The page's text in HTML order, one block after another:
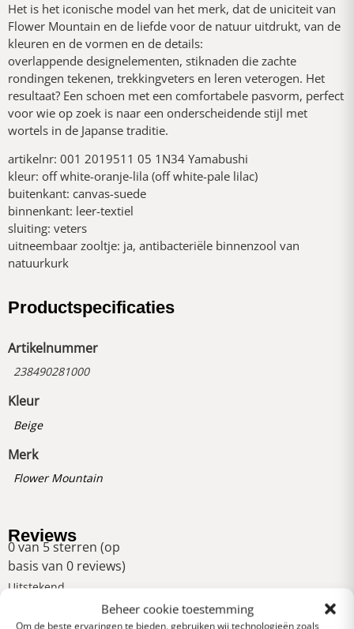
Beheer cookie toestemming
Om de beste ervaringen te bieden, gebruiken wij technologieën zoals
Het is het iconische model van het merk, dat de uniciteit van
Flower Mountain en de liefde voor de natuur uitdrukt, van de
kleuren en de vormen en de details:
overlappende designelementen, stiknaden die zachte
rondingen tekenen, trekkingveters en leren veterogen. Het
resultaat? Een schoen met een comfortabele pasvorm, perfect
voor wie op zoek is naar een onderscheidende stijl met
wortels in de Japanse traditie.
artikelnr: 001 2019511 05 1N34 Yamabushi
kleur: off white-oranje-lila (off white-pale lilac)
buitenkant: canvas-suede
binnenkant: leer-textiel
sluiting: veters
uitneembaar zooltje: ja, antibacteriële binnenzool van
natuurkurk
Productspecificaties
Artikelnummer
238490281000
Kleur
Beige
Merk
Flower Mountain
Reviews
0 van 5 sterren (op
basis van 0 reviews)
Uitstekend